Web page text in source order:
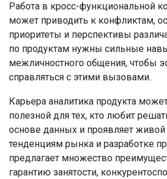
Работа в кросс-функциональной
может приводить к конфликтам,
приоритеты и перспективы
по продуктам нужны сильные
межличностного общения, чтобы
справляться с этими вызовами.
Карьера аналитика продукта
полезной для тех, кто любит
основе данных и проявляет живой
тенденциям рынка и разработке
предлагает множество
гарантию занятости,